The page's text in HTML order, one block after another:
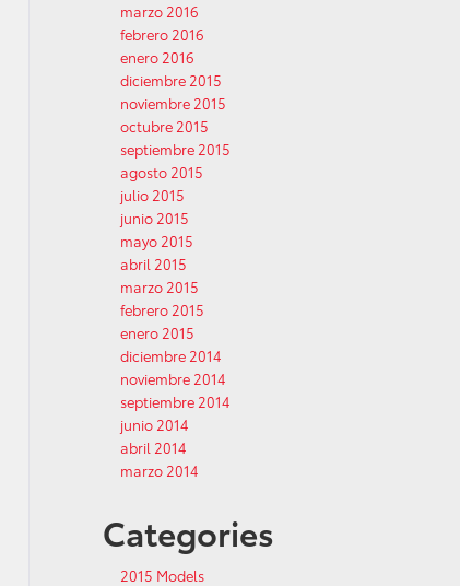
marzo 2016
febrero 2016
enero 2016
diciembre 2015
noviembre 2015
octubre 2015
septiembre 2015
agosto 2015
julio 2015
junio 2015
mayo 2015
abril 2015
marzo 2015
febrero 2015
enero 2015
diciembre 2014
noviembre 2014
septiembre 2014
junio 2014
abril 2014
marzo 2014
Categories
2015 Models